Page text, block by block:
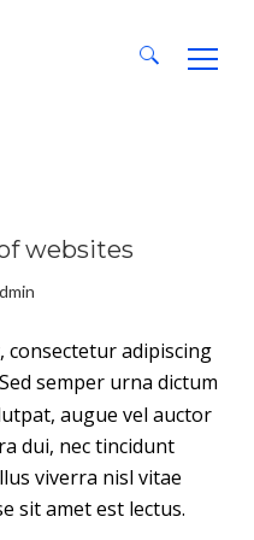
websites
consectetur adipiscing
semper urna dictum
augue vel auctor
dui, nec tincidunt
viverra nisl vitae
sit amet est lectus.